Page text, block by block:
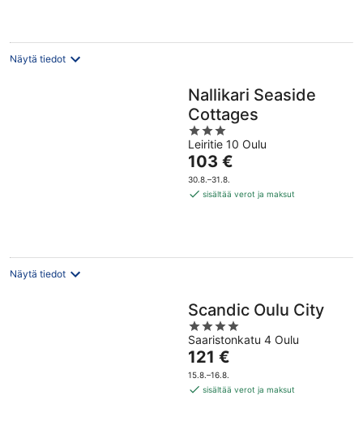
Näytä tiedot
Nallikari Seaside
Cottages
3
out
of
5
Leiritie 10 Oulu
Hinta
on
103 €
103 €
30.8.–31.8.
sisältää verot ja maksut
Näytä tiedot
Scandic Oulu City
4
out
of
5
Saaristonkatu 4 Oulu
Hinta
on
121 €
121 €
15.8.–16.8.
sisältää verot ja maksut